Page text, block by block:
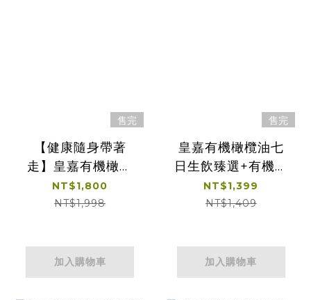
售完
【健康隨身帶著
走】皇嘉有機橄欖
油七日生飲臻選
25ml 7入裝*2組
NT$1,800
NT$1,998
加入購物車
售完
皇嘉有機橄欖油七
日生飲臻選+有機特
級橄欖油100ml*1
NT$1,399
NT$1,409
加入購物車